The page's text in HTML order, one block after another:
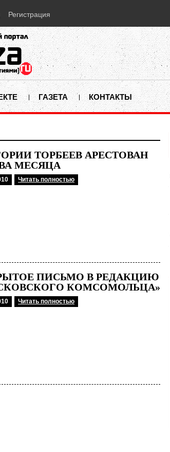
Регистрация
ГАЗЕТА КОНТАКТЫ
ТОРБЕЕВ АРЕСТОВАН
МЕСЯЦА
Читать полностью
ПИСЬМО В РЕДАКЦИЮ
КОМСОМОЛЬЦА»
Читать полностью